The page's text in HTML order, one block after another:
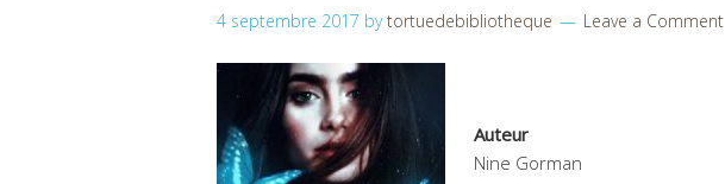
4 septembre 2017 bytortuedebibliotheque Leave a Comment
Auteur
Nine Gorman